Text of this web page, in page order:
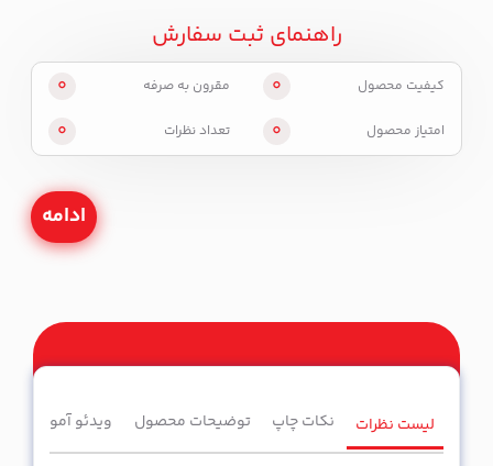
راهنمای ثبت سفارش
کیفیت محصول 0 مقرون به صرفه 0
امتیاز محصول 0 تعداد نظرات 0
ادامه
لیست نظرات نکات چاپ توضیحات محصول ویدئو آموزشی